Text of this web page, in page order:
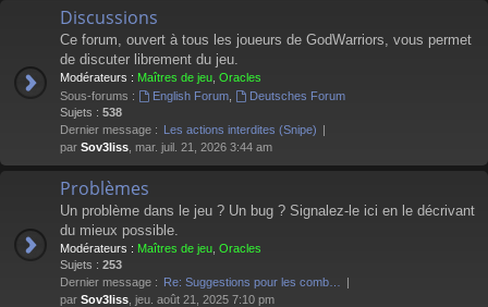
Discussions
Ce forum, ouvert à tous les joueurs de GodWarriors, vous permet
de discuter librement du jeu.
Modérateurs : Maîtres de jeu Oracles
Sous-forums :
English Forum,
Deutsches Forum
Sujets : 538
Dernier message : Les actions interdites (Snipe)
par Sov3liss , mar. juil. 21, 2026 3:44 am
Problèmes
Un problème dans le jeu ? Un bug ? Signalez-le ici en le décrivant
du mieux possible.
Modérateurs : Maîtres de jeu Oracles
Sujets : 253
Dernier message : Re: Suggestions pour les comb…
par Sov3liss , jeu. août 21, 2025 7:10 pm